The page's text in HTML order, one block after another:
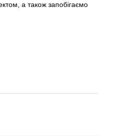
а також запобігаємо